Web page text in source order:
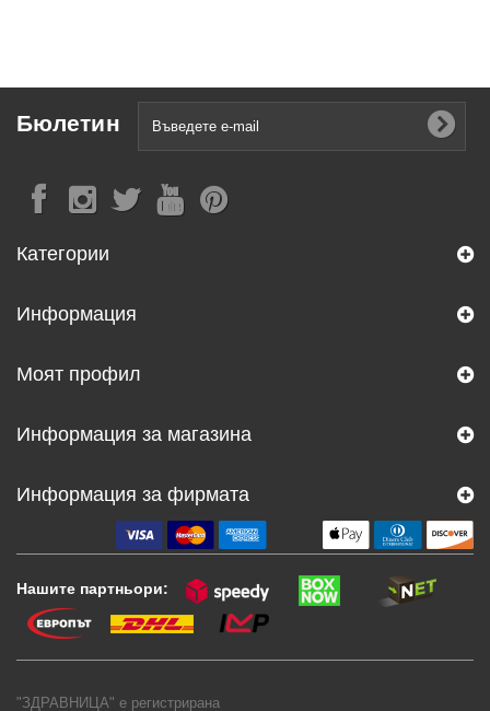
Бюлетин
Категории
Информация
Моят профил
Информация за магазина
Информация за фирмата
Нашите партньори:
"ЗДРАВНИЦА" е регистрирана